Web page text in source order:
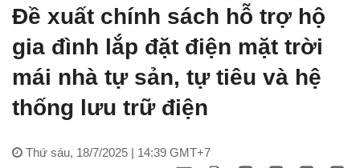
Đề xuất chính sách hỗ trợ hộ
gia đình lắp đặt điện mặt trời
mái nhà tự sản, tự tiêu và hệ
thống lưu trữ điện
Thứ sáu, 18/7/2025 | 14:39 GMT+7